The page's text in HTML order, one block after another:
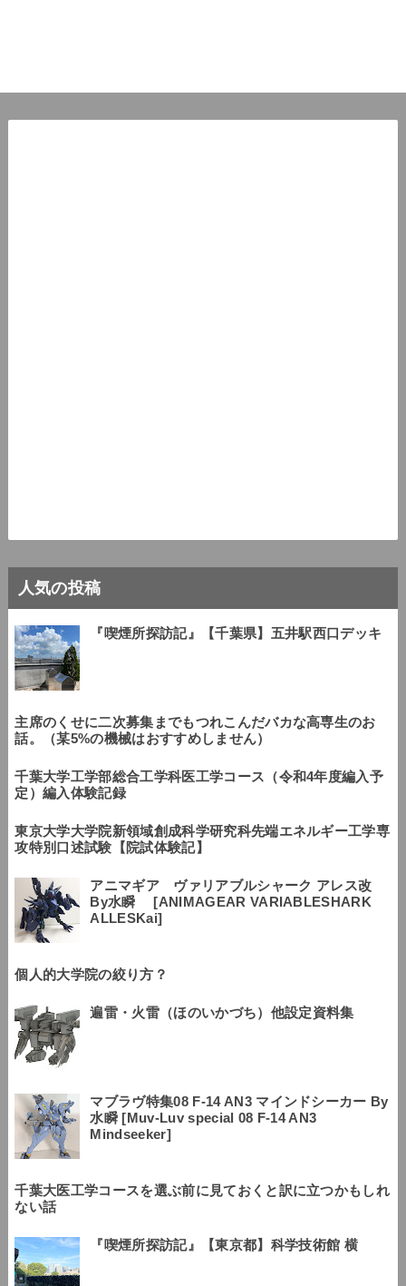
人気の投稿
『喫煙所探訪記』【千葉県】五井駅西口デッキ
主席のくせに二次募集までもつれこんだバカな高専生のお
話。（某5%の機械はおすすめしません）
千葉大学工学部総合工学科医工学コース（令和4年度編入予
定）編入体験記録
東京大学大学院新領域創成科学研究科先端エネルギー工学専
攻特別口述試験【院試体験記】
アニマギア ヴァリアブルシャーク アレス改
By水瞬 [ANIMAGEAR VARIABLESHARK
ALLESKai]
個人的大学院の絞り方？
遍雷・火雷（ほのいかづち）他設定資料集
マブラヴ特集08 F-14 AN3 マインドシーカー By
水瞬 [Muv-Luv special 08 F-14 AN3
Mindseeker]
千葉大医工学コースを選ぶ前に見ておくと訳に立つかもしれ
ない話
『喫煙所探訪記』【東京都】科学技術館 横